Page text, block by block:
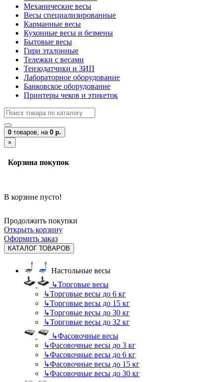
Механические весы
Весы специализированные
Карманные весы
Кухонные весы и безмены
Бытовые весы
Гири эталонные
Тележки с весами
Тензодатчики и ЗИП
Лабораторное оборудование
Банковское оборудование
Принтеры чеков и этикеток
0 товаров, на 0 р.
×
Корзина покупок
В корзине пусто!
Продолжить покупки
Открыть корзину
Оформить заказ
КАТАЛОГ ТОВАРОВ
Настольные весы
↳Торговые весы
↳Торговые весы до 6 кг
↳Торговые весы до 15 кг
↳Торговые весы до 30 кг
↳Торговые весы до 32 кг
↳Фасовочные весы
↳Фасовочные весы до 3 кг
↳Фасовочные весы до 6 кг
↳Фасовочные весы до 15 кг
↳Фасовочные весы до 30 кг